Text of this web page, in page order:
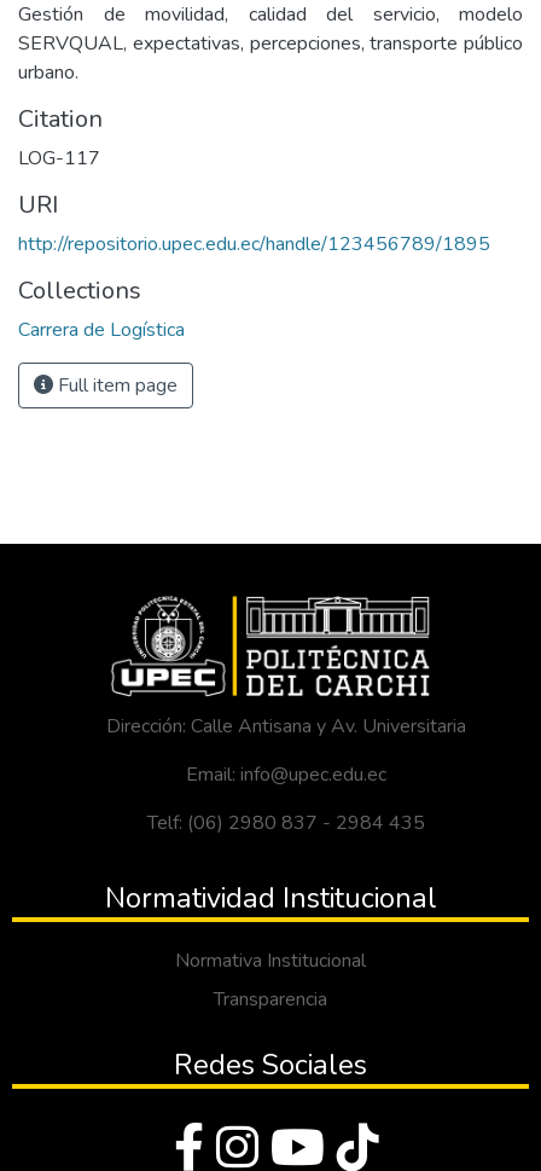
Gestión de movilidad, calidad del servicio, modelo
SERVQUAL, expectativas, percepciones, transporte público
urbano.
Citation
LOG-117
URI
http://repositorio.upec.edu.ec/handle/123456789/1895
Collections
Carrera de Logística
Full item page
Dirección: Calle Antisana y Av. Universitaria
Email: info@upec.edu.ec
Telf: (06) 2980 837 - 2984 435
Normatividad Institucional
Normativa Institucional
Transparencia
Redes Sociales